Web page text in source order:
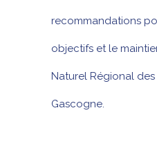
recommandations
objectifs et le
Naturel Régional
Gascogne.